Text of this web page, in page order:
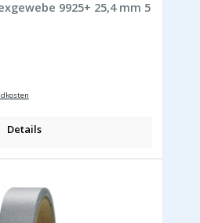
9925+ 25,4 mm 5
Details